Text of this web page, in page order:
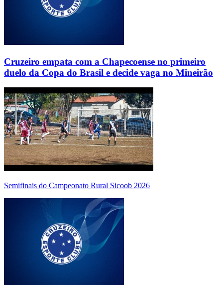
Cruzeiro empata com a Chapecoense no primeiro
duelo da Copa do Brasil e decide vaga no Mineirão
Semifinais do Campeonato Rural Sicoob 2026